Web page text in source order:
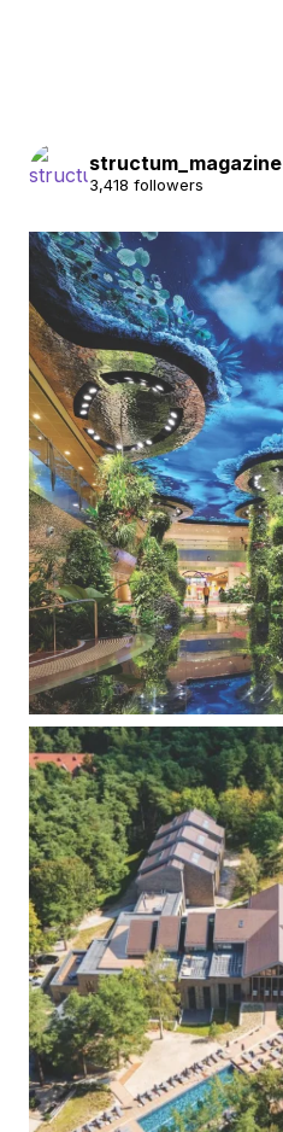
structum_magazine
3,418 followers